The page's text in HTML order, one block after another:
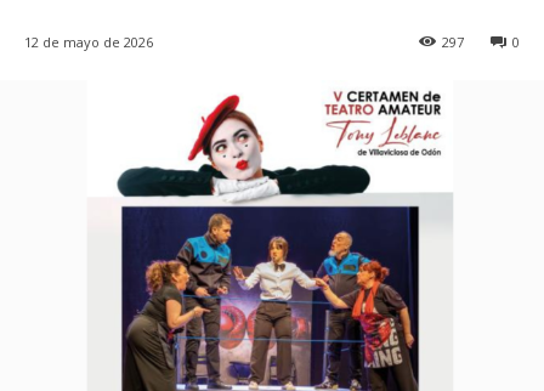
12 de mayo de 2026 0
297